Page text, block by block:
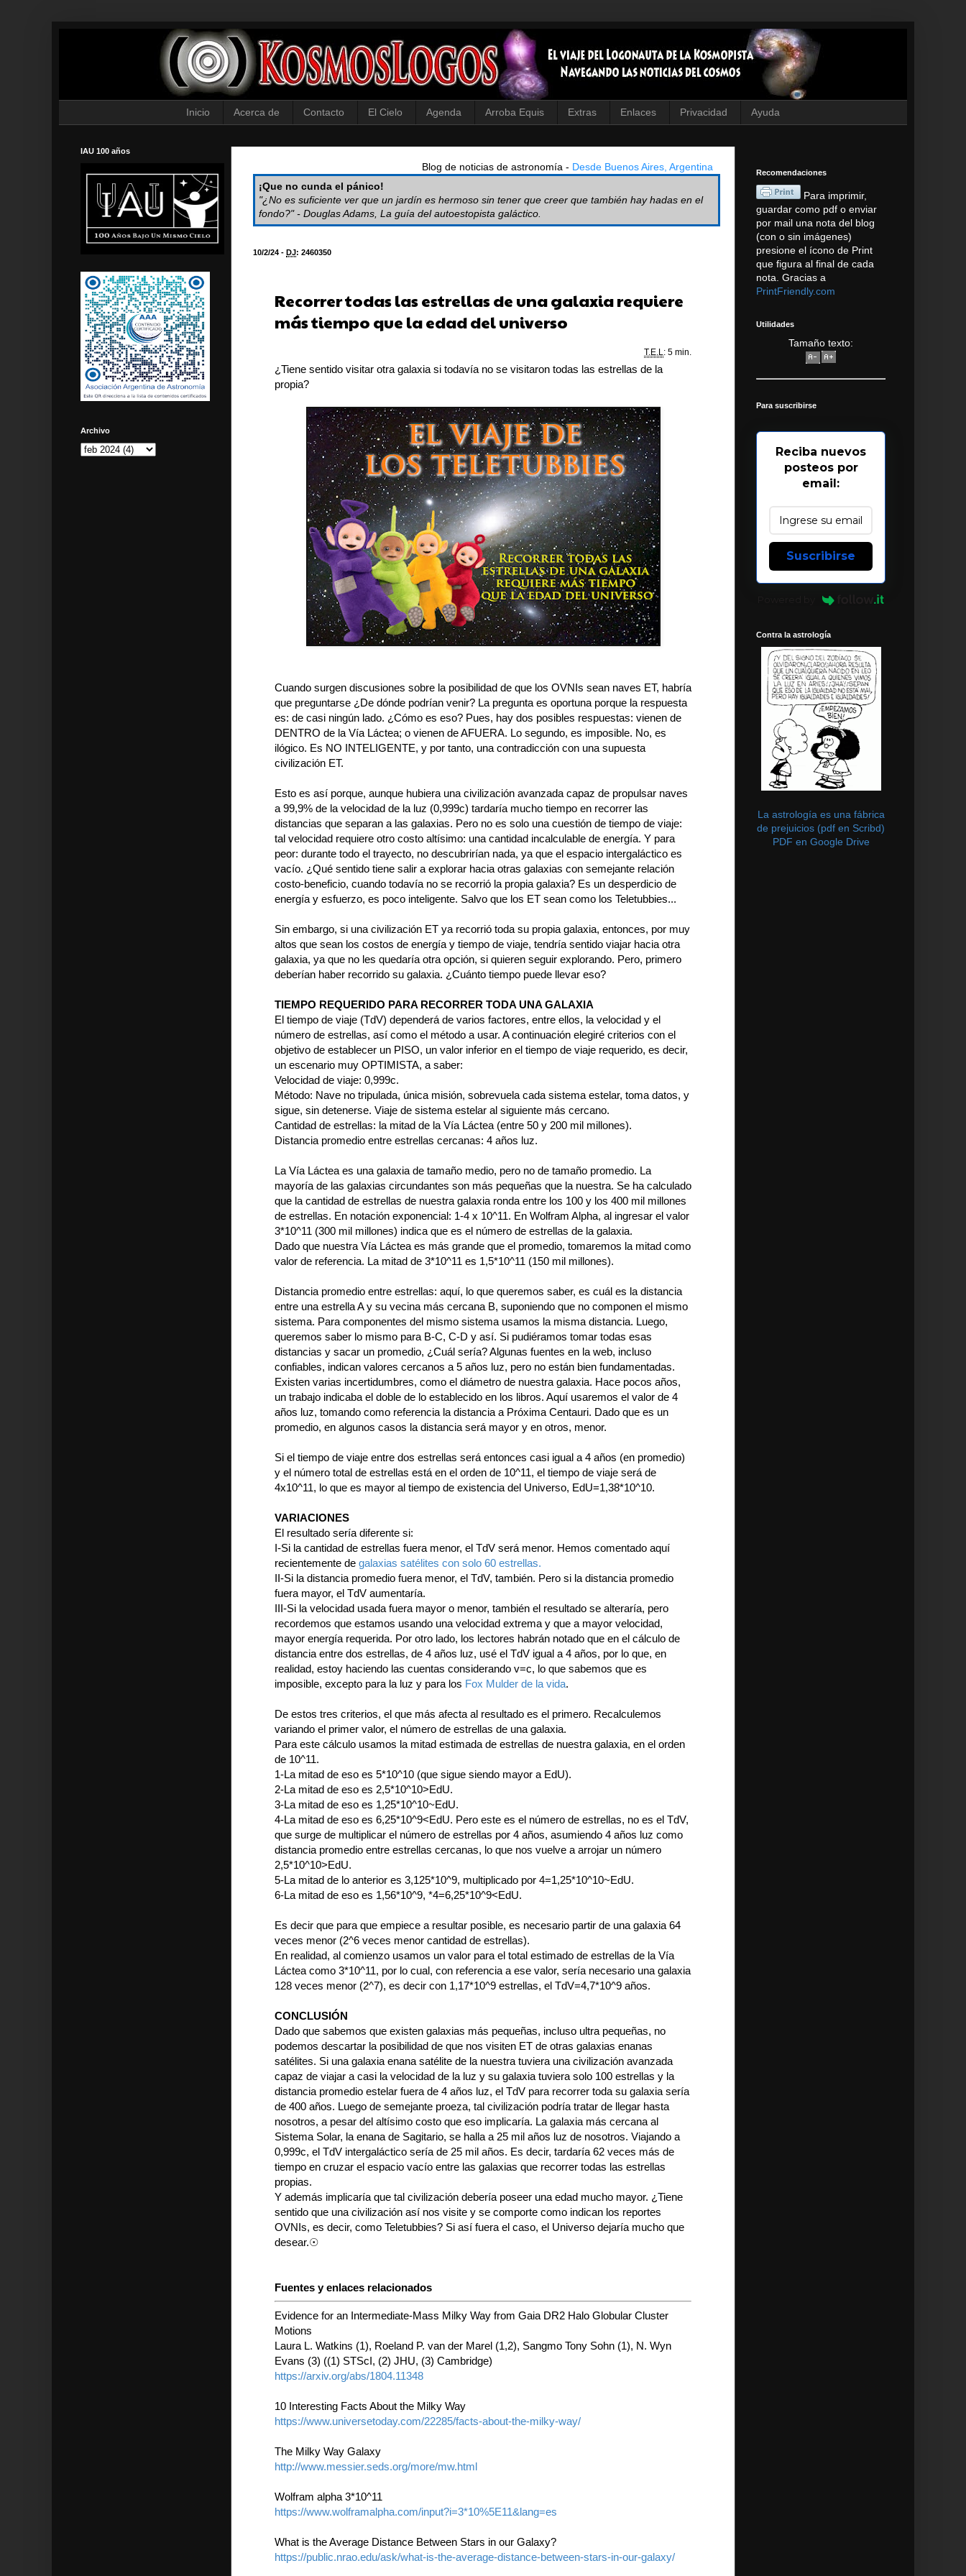
Inicio Acerca de Contacto El Cielo Agenda Arroba Equis Extras Enlaces Privacidad Ayuda
Blog de noticias de astronomía - Desde Buenos Aires, Argentina
¡Que no cunda el pánico!
"¿No es suficiente ver que un jardín es hermoso sin tener que creer que también hay hadas en el
fondo?" - Douglas Adams, La guía del autoestopista galáctico.
10/2/24 - DJ: 2460350
Recorrer todas las estrellas de una galaxia requiere
más tiempo que la edad del universo
T.E.L: 5 min.
¿Tiene sentido visitar otra galaxia si todavía no se visitaron todas las estrellas de la
propia?
Cuando surgen discusiones sobre la posibilidad de que los OVNIs sean naves ET, habría
que preguntarse ¿De dónde podrían venir? La pregunta es oportuna porque la respuesta
es: de casi ningún lado. ¿Cómo es eso? Pues, hay dos posibles respuestas: vienen de
DENTRO de la Vía Láctea; o vienen de AFUERA. Lo segundo, es imposible. No, es
ilógico. Es NO INTELIGENTE, y por tanto, una contradicción con una supuesta
civilización ET.
Esto es así porque, aunque hubiera una civilización avanzada capaz de propulsar naves
a 99,9% de la velocidad de la luz (0,999c) tardaría mucho tiempo en recorrer las
distancias que separan a las galaxias. Pero no es solo una cuestión de tiempo de viaje:
tal velocidad requiere otro costo altísimo: una cantidad incalculable de energía. Y para
peor: durante todo el trayecto, no descubrirían nada, ya que el espacio intergaláctico es
vacío. ¿Qué sentido tiene salir a explorar hacia otras galaxias con semejante relación
costo-beneficio, cuando todavía no se recorrió la propia galaxia? Es un desperdicio de
energía y esfuerzo, es poco inteligente. Salvo que los ET sean como los Teletubbies...
Sin embargo, si una civilización ET ya recorrió toda su propia galaxia, entonces, por muy
altos que sean los costos de energía y tiempo de viaje, tendría sentido viajar hacia otra
galaxia, ya que no les quedaría otra opción, si quieren seguir explorando. Pero, primero
deberían haber recorrido su galaxia. ¿Cuánto tiempo puede llevar eso?
TIEMPO REQUERIDO PARA RECORRER TODA UNA GALAXIA
El tiempo de viaje (TdV) dependerá de varios factores, entre ellos, la velocidad y el
número de estrellas, así como el método a usar. A continuación elegiré criterios con el
objetivo de establecer un PISO, un valor inferior en el tiempo de viaje requerido, es decir,
un escenario muy OPTIMISTA, a saber:
Velocidad de viaje: 0,999c.
Método: Nave no tripulada, única misión, sobrevuela cada sistema estelar, toma datos, y
sigue, sin detenerse. Viaje de sistema estelar al siguiente más cercano.
Cantidad de estrellas: la mitad de la Vía Láctea (entre 50 y 200 mil millones).
Distancia promedio entre estrellas cercanas: 4 años luz.
La Vía Láctea es una galaxia de tamaño medio, pero no de tamaño promedio. La
mayoría de las galaxias circundantes son más pequeñas que la nuestra. Se ha calculado
que la cantidad de estrellas de nuestra galaxia ronda entre los 100 y los 400 mil millones
de estrellas. En notación exponencial: 1-4 x 10^11. En Wolfram Alpha, al ingresar el valor
3*10^11 (300 mil millones) indica que es el número de estrellas de la galaxia.
Dado que nuestra Vía Láctea es más grande que el promedio, tomaremos la mitad como
valor de referencia. La mitad de 3*10^11 es 1,5*10^11 (150 mil millones).
Distancia promedio entre estrellas: aquí, lo que queremos saber, es cuál es la distancia
entre una estrella A y su vecina más cercana B, suponiendo que no componen el mismo
sistema. Para componentes del mismo sistema usamos la misma distancia. Luego,
queremos saber lo mismo para B-C, C-D y así. Si pudiéramos tomar todas esas
distancias y sacar un promedio, ¿Cuál sería? Algunas fuentes en la web, incluso
confiables, indican valores cercanos a 5 años luz, pero no están bien fundamentadas.
Existen varias incertidumbres, como el diámetro de nuestra galaxia. Hace pocos años,
un trabajo indicaba el doble de lo establecido en los libros. Aquí usaremos el valor de 4
años luz, tomando como referencia la distancia a Próxima Centauri. Dado que es un
promedio, en algunos casos la distancia será mayor y en otros, menor.
Si el tiempo de viaje entre dos estrellas será entonces casi igual a 4 años (en promedio)
y el número total de estrellas está en el orden de 10^11, el tiempo de viaje será de
4x10^11, lo que es mayor al tiempo de existencia del Universo, EdU=1,38*10^10.
VARIACIONES
El resultado sería diferente si:
I-Si la cantidad de estrellas fuera menor, el TdV será menor. Hemos comentado aquí
recientemente de galaxias satélites con solo 60 estrellas.
II-Si la distancia promedio fuera menor, el TdV, también. Pero si la distancia promedio
fuera mayor, el TdV aumentaría.
III-Si la velocidad usada fuera mayor o menor, también el resultado se alteraría, pero
recordemos que estamos usando una velocidad extrema y que a mayor velocidad,
mayor energía requerida. Por otro lado, los lectores habrán notado que en el cálculo de
distancia entre dos estrellas, de 4 años luz, usé el TdV igual a 4 años, por lo que, en
realidad, estoy haciendo las cuentas considerando v=c, lo que sabemos que es
imposible, excepto para la luz y para los Fox Mulder de la vida.
De estos tres criterios, el que más afecta al resultado es el primero. Recalculemos
variando el primer valor, el número de estrellas de una galaxia.
Para este cálculo usamos la mitad estimada de estrellas de nuestra galaxia, en el orden
de 10^11.
1-La mitad de eso es 5*10^10 (que sigue siendo mayor a EdU).
2-La mitad de eso es 2,5*10^10>EdU.
3-La mitad de eso es 1,25*10^10~EdU.
4-La mitad de eso es 6,25*10^9<EdU. Pero este es el número de estrellas, no es el TdV,
que surge de multiplicar el número de estrellas por 4 años, asumiendo 4 años luz como
distancia promedio entre estrellas cercanas, lo que nos vuelve a arrojar un número
2,5*10^10>EdU.
5-La mitad de lo anterior es 3,125*10^9, multiplicado por 4=1,25*10^10~EdU.
6-La mitad de eso es 1,56*10^9, *4=6,25*10^9<EdU.
Es decir que para que empiece a resultar posible, es necesario partir de una galaxia 64
veces menor (2^6 veces menor cantidad de estrellas).
En realidad, al comienzo usamos un valor para el total estimado de estrellas de la Vía
Láctea como 3*10^11, por lo cual, con referencia a ese valor, sería necesario una galaxia
128 veces menor (2^7), es decir con 1,17*10^9 estrellas, el TdV=4,7*10^9 años.
CONCLUSIÓN
Dado que sabemos que existen galaxias más pequeñas, incluso ultra pequeñas, no
podemos descartar la posibilidad de que nos visiten ET de otras galaxias enanas
satélites. Si una galaxia enana satélite de la nuestra tuviera una civilización avanzada
capaz de viajar a casi la velocidad de la luz y su galaxia tuviera solo 100 estrellas y la
distancia promedio estelar fuera de 4 años luz, el TdV para recorrer toda su galaxia sería
de 400 años. Luego de semejante proeza, tal civilización podría tratar de llegar hasta
nosotros, a pesar del altísimo costo que eso implicaría. La galaxia más cercana al
Sistema Solar, la enana de Sagitario, se halla a 25 mil años luz de nosotros. Viajando a
0,999c, el TdV intergaláctico sería de 25 mil años. Es decir, tardaría 62 veces más de
tiempo en cruzar el espacio vacío entre las galaxias que recorrer todas las estrellas
propias.
Y además implicaría que tal civilización debería poseer una edad mucho mayor. ¿Tiene
sentido que una civilización así nos visite y se comporte como indican los reportes
OVNIs, es decir, como Teletubbies? Si así fuera el caso, el Universo dejaría mucho que
desear.☉
Fuentes y enlaces relacionados
Evidence for an Intermediate-Mass Milky Way from Gaia DR2 Halo Globular Cluster
Motions
Laura L. Watkins (1), Roeland P. van der Marel (1,2), Sangmo Tony Sohn (1), N. Wyn
Evans (3) ((1) STScI, (2) JHU, (3) Cambridge)
https://arxiv.org/abs/1804.11348
10 Interesting Facts About the Milky Way
https://www.universetoday.com/22285/facts-about-the-milky-way/
The Milky Way Galaxy
http://www.messier.seds.org/more/mw.html
Wolfram alpha 3*10^11
https://www.wolframalpha.com/input?i=3*10%5E11&lang=es
What is the Average Distance Between Stars in our Galaxy?
https://public.nrao.edu/ask/what-is-the-average-distance-between-stars-in-our-galaxy/
IAU 100 años
Archivo
Recomendaciones
Para imprimir,
guardar como pdf o enviar
por mail una nota del blog
(con o sin imágenes)
presione el ícono de Print
que figura al final de cada
nota. Gracias a
PrintFriendly.com
Utilidades
Tamaño texto:
Para suscribirse
Reciba nuevos
posteos por
email:
Suscribirse
Contra la astrología
La astrología es una fábrica
de prejuicios (pdf en Scribd)
PDF en Google Drive